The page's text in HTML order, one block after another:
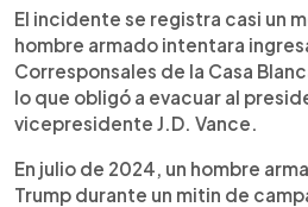
El incidente se registra casi un
hombre armado intentara
Corresponsales de la Casa
lo que obligó a evacuar al
vicepresidente J.D. Vance.
En julio de 2024, un hombre
Trump durante un mitin de